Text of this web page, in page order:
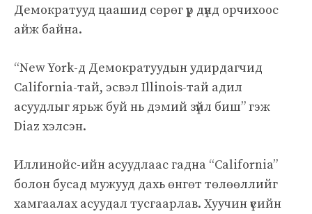
Демократууд цаашид сөрөг үр дүнд орчихоос
айж байна.
“New York-д Демократуудын удирдагчид
California-тай, эсвэл Illinois-тай адил
асуудлыг ярьж буй нь дэмий зүйл биш” гэж
Diaz хэлсэн.
Иллинойс-ийн асуудлаас гадна “California”
болон бусад мужууд дахь өнгөт төлөөллийг
хамгаалах асуудал тусгаарлав. Хуучин үеийн